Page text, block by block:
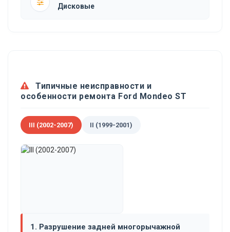
Дисковые
Типичные неисправности и
особенности ремонта Ford Mondeo ST
III (2002-2007) II (1999-2001)
1. Разрушение задней многорычажной